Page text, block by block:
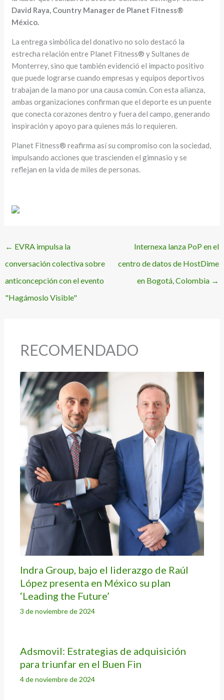
David Raya, Country Manager de Planet Fitness®
México.
La entrega simbólica del donativo no solo destacó la
estrecha relación entre Planet Fitness® y Sultanes de
Monterrey, sino que también evidenció el impacto positivo
que puede lograrse cuando empresas y equipos deportivos
trabajan de la mano por una causa común. Con esta alianza,
ambas organizaciones confirman que el deporte es un puente
que conecta corazones dentro y fuera del campo, generando
inspiración y apoyo para quienes más lo requieren.
Planet Fitness® reafirma así su compromiso con la sociedad,
impulsando acciones que trascienden el gimnasio y se
reflejan en la vida de miles de personas.
← EVRA impulsa la
conversación colectiva sobre
anticoncepción con el evento
"Hagámoslo Visible"
Internexa lanza PoP en el
centro de datos de HostDime
en Bogotá, Colombia →
RECOMENDADO
Indra Group, bajo el liderazgo de Raúl
López presenta en México su plan
‘Leading the Future’
3 de noviembre de 2024
Adsmovil: Estrategias de adquisición
para triunfar en el Buen Fin
4 de noviembre de 2024